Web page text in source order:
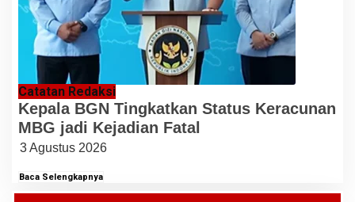
Catatan Redaksi
Kepala BGN Tingkatkan Status Keracunan
MBG jadi Kejadian Fatal
3 Agustus 2026
Baca Selengkapnya